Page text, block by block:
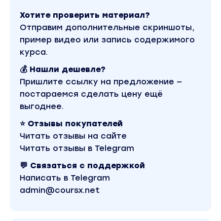
Хотите проверить материал?
Отправим дополнительные скриншоты,
пример видео или запись содержимого
курса.
💰 Нашли дешевле?
Пришлите ссылку на предложение —
постараемся сделать цену ещё
выгоднее.
⭐ Отзывы покупателей
Читать отзывы на сайте
Читать отзывы в Telegram
💬 Связаться с поддержкой
Написать в Telegram
admin@coursx.net